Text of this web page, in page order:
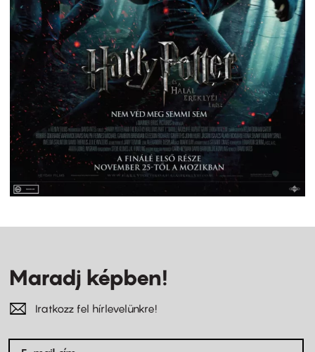
Maradj képben!
Iratkozz fel hírlevelünkre!